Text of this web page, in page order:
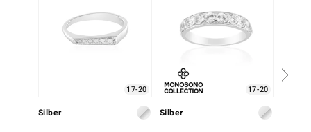
BY DE MELO
17-20
Silber
17-20
Silber